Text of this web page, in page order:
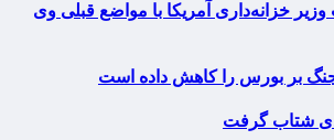
خزانه‌داری آمریکا با مواضع قبلی وی
جنگ بر بورس را کاهش داده است
شتاب گرفت